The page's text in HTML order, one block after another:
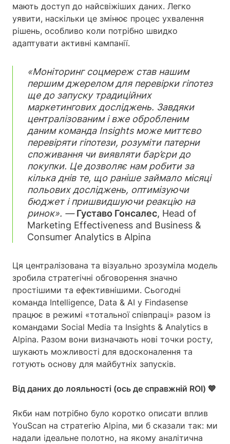
мають доступ до найсвіжіших даних. Легко
уявити, наскільки це змінює процес ухвалення
рішень, особливо коли потрібно швидко
адаптувати активні кампанії.
«Моніторинг соцмереж став нашим
першим джерелом для перевірки гіпотез
ще до запуску традиційних
маркетингових досліджень. Завдяки
централізованим і вже обробленим
даним команда Insights може миттєво
перевіряти гіпотези, розуміти патерни
споживання чи виявляти бар’єри до
покупки. Це дозволяє нам робити за
кілька днів те, що раніше займало місяці
польових досліджень, оптимізуючи
бюджет і пришвидшуючи реакцію на
ринок». — Густаво Гонсалес, Head of
Marketing Effectiveness and Business &
Consumer Analytics в Alpina
Ця централізована та візуально зрозуміла модель
зробила стратегічні обговорення значно
простішими та ефективнішими. Сьогодні
команда Intelligence, Data & AI у Findasense
працює в режимі «тотальної співпраці» разом із
командами Social Media та Insights & Analytics в
Alpina. Разом вони визначають нові точки росту,
шукають можливості для вдосконалення та
готують основу для майбутніх запусків.
Від даних до лояльності (ось де справжній ROI) 💙
Якби нам потрібно було коротко описати вплив
YouScan на стратегію Alpina, ми б сказали так: ми
надали ідеальне полотно, на якому аналітична